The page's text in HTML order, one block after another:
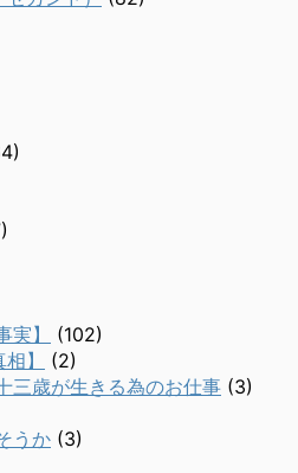
実】
(102)
】
(2)
三歳が生きる為のお仕事 (3)
うか (3)